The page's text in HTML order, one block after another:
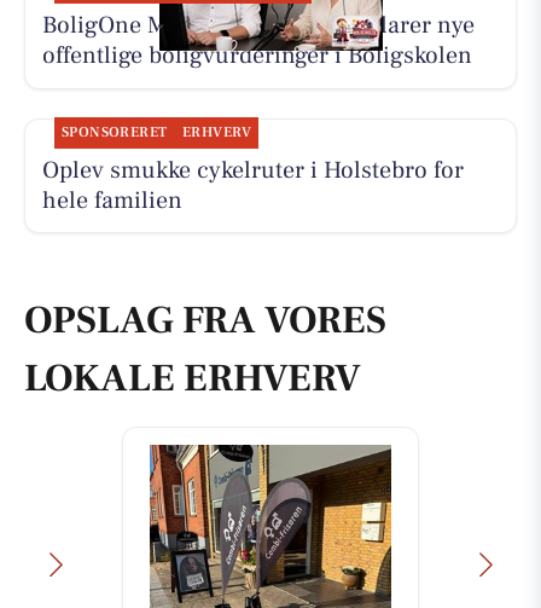
BoligOne Mogens Kragh I/S forklarer nye
offentlige boligvurderinger i Boligskolen
SPONSORERET ERHVERV
Oplev smukke cykelruter i Holstebro for
hele familien
OPSLAG FRA VORES
LOKALE ERHVERV